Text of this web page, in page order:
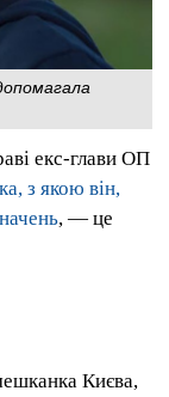
екс-глави ОП
з якою він,
, — це
Києва,